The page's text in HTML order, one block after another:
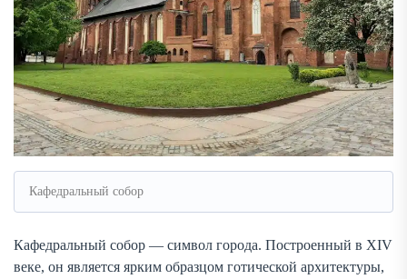
Кафедральный собор
Кафедральный собор — символ города. Построенный в XIV
веке, он является ярким образцом готической архитектуры,